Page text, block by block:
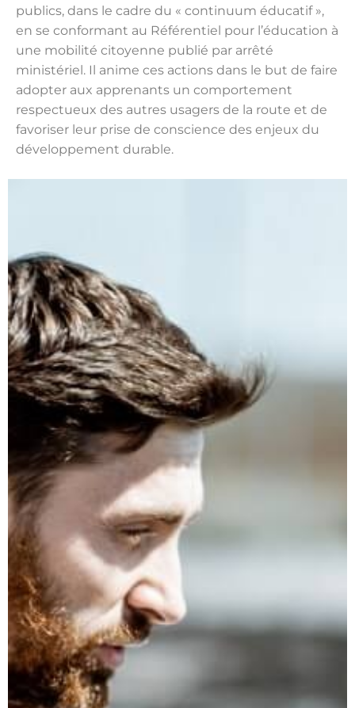
publics, dans le cadre du « continuum éducatif »,
en se conformant au Référentiel pour l’éducation à
une mobilité citoyenne publié par arrêté
ministériel. Il anime ces actions dans le but de faire
adopter aux apprenants un comportement
respectueux des autres usagers de la route et de
favoriser leur prise de conscience des enjeux du
développement durable.